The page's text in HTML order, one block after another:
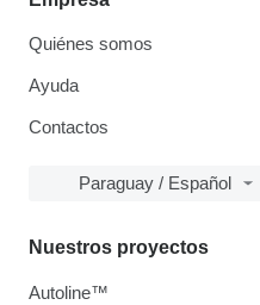
Quiénes somos
Ayuda
Contactos
Paraguay / Español
Nuestros proyectos
Autoline™